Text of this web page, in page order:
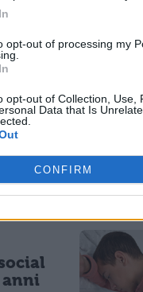
opt-out of processing my
opt-out of Collection, Use,
Data that Is
CONFIRM
cinese (e
2012,
e i loro
boom. E di